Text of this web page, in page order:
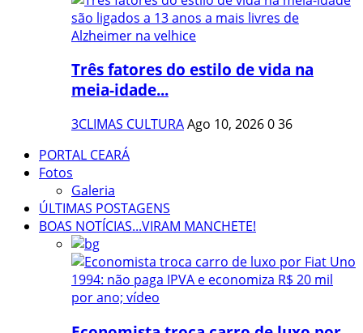
Três fatores do estilo de vida na
meia-idade...
3CLIMAS CULTURAAgo 10, 2026036
PORTAL CEARÁ
Fotos
Galeria
ÚLTIMAS POSTAGENS
BOAS NOTÍCIAS...VIRAM MANCHETE!